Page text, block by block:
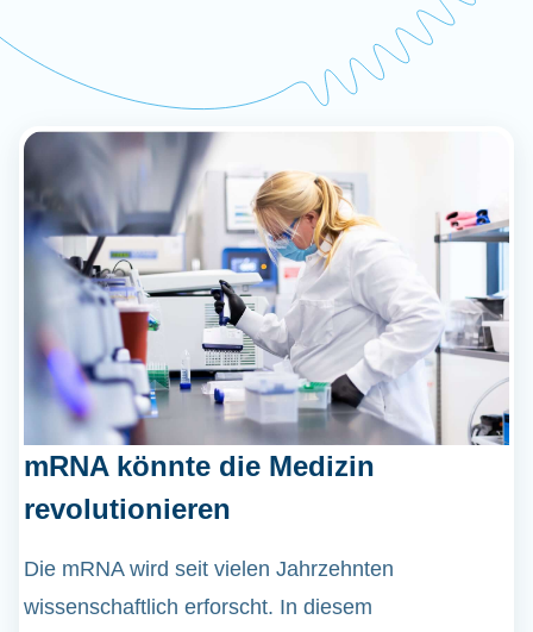
mRNA könnte die Medizin
revolutionieren
Die mRNA wird seit vielen Jahrzehnten
wissenschaftlich erforscht. In diesem